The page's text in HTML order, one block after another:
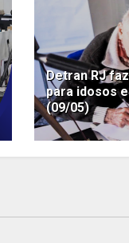
Detran RJ
para idosos
(09/05)